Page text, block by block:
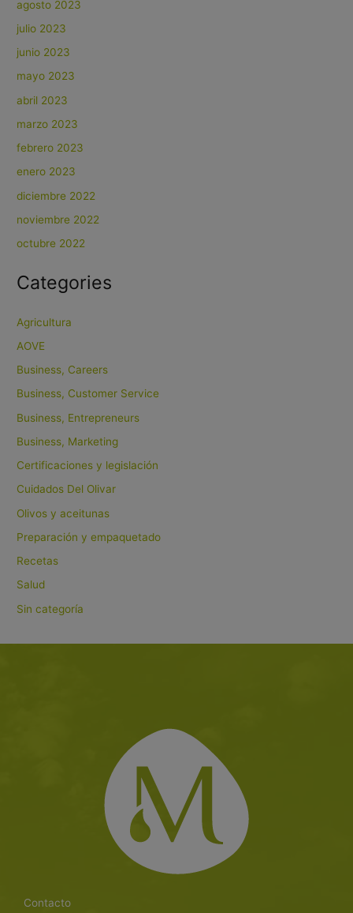
agosto 2023
julio 2023
junio 2023
mayo 2023
abril 2023
marzo 2023
febrero 2023
enero 2023
diciembre 2022
noviembre 2022
octubre 2022
Categories
Agricultura
AOVE
Business, Careers
Business, Customer Service
Business, Entrepreneurs
Business, Marketing
Certificaciones y legislación
Cuidados Del Olivar
Olivos y aceitunas
Preparación y empaquetado
Recetas
Salud
Sin categoría
Contacto